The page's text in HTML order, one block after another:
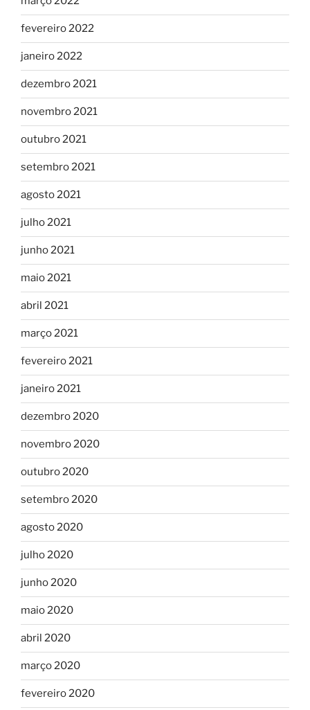
fevereiro 2022
janeiro 2022
dezembro 2021
novembro 2021
outubro 2021
setembro 2021
agosto 2021
julho 2021
junho 2021
maio 2021
abril 2021
março 2021
fevereiro 2021
janeiro 2021
dezembro 2020
novembro 2020
outubro 2020
setembro 2020
agosto 2020
julho 2020
junho 2020
maio 2020
abril 2020
março 2020
fevereiro 2020